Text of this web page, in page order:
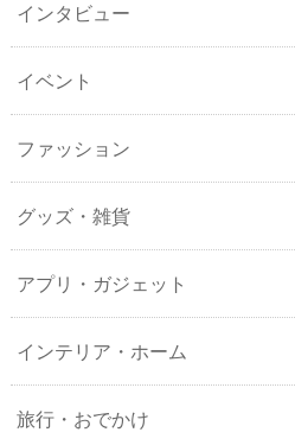
インタビュー
イベント
ファッション
グッズ・雑貨
アプリ・ガジェット
インテリア・ホーム
旅行・おでかけ